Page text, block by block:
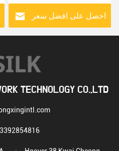
احصل على افضل سعر
TECHNOLOGY CO.,LTD